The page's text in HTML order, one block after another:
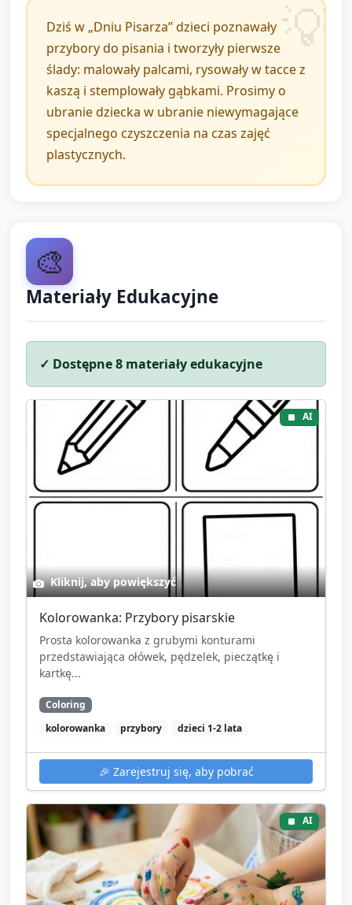
Organizacja czasu i pomocy:
Dzieci pracują przy stacjach w małych
grupach (3–4 osoby) lub indywidualnie,
opiekun pomaga w szybkich zmianach.
Jeśli zostało więcej czasu, pozwól każdemu
dziecku krócej spróbować dodatkowego
materiału (np. gruby kredka do kreślenia na
Zakończenie i
podsumowanie (około 5
minut)
prac: zapytaj jedno dziecko na raz (lub wskaż pracę)
i powiedz: „To zrobił(a) (imię) — kropki i kreski!”.
Krótka rozmowa/komentarz opiekuna: powtórz
nazwy przyborów i czynności („Malowaliśmy
palcami, robiliśmy kropki w kaszy,
stemplowaliśmy.”). Zachęć do powtarzania krótkich
Pożegnawcza piosenka lub klaśnięcie na
zakończenie. Rozdaj drobne naklejki za udział
(opcjonalnie).
Dziś w „Dniu Pisarza” dzieci poznawały
przybory do pisania i tworzyły pierwsze
ślady: malowały palcami, rysowały w tacce z
kaszą i stemplowały gąbkami. Prosimy o
ubranie dziecka w ubranie niewymagające
specjalnego czyszczenia na czas zajęć
plastycznych.
🎨
Materiały Edukacyjne
✓ Dostępne8 materiały edukacyjne
AI
Kliknij, aby powiększyć
Kolorowanka: Przybory pisarskie
Prosta kolorowanka z grubymi konturami
przedstawiająca ołówek, pędzelek, pieczątkę i
kartkę...
Coloring
kolorowanka
przybory dzieci 1-2 lata
🎉 Zarejestruj się, aby pobrać
AI